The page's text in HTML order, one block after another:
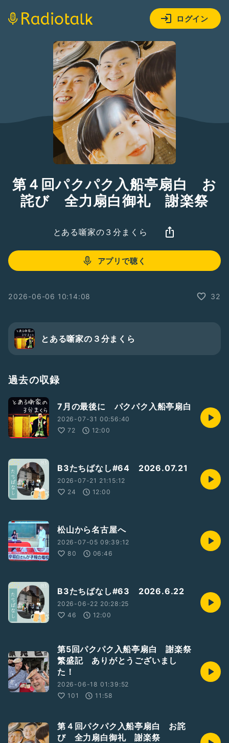
ログイン
第４回パクパク入船亭扇白 お
詫び 全力扇白御礼 謝楽祭
とある噺家の３分まくら
アプリで聴く
2026-06-06 10:14:08 32
とある噺家の３分まくら
過去の収録
7月の最後に パクパク入船亭扇白
2026-07-31 00:56:40
72
12:00
B3たちばなし#64 2026.07.21
2026-07-21 21:15:12
24
12:00
松山から名古屋へ
2026-07-05 09:39:12
80
06:46
B3たちばなし#63 2026.6.22
2026-06-22 20:28:25
46
12:00
第5回パクパク入船亭扇白 謝楽祭
繁盛記 ありがとうございまし
た！
2026-06-18 01:39:52
101
11:58
第４回パクパク入船亭扇白 お詫
び 全力扇白御礼 謝楽祭